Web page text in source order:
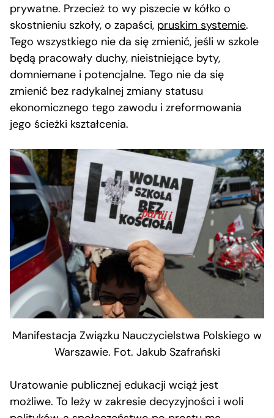
prywatne. Przecież to wy piszecie w kółko o
skostnieniu szkoły, o zapaści, pruskim systemie.
Tego wszystkiego nie da się zmienić, jeśli w szkole
będą pracowały duchy, nieistniejące byty,
domniemane i potencjalne. Tego nie da się
zmienić bez radykalnej zmiany statusu
ekonomicznego tego zawodu i zreformowania
jego ścieżki kształcenia.
Manifestacja Związku Nauczycielstwa Polskiego w
Warszawie. Fot. Jakub Szafrański
Uratowanie publicznej edukacji wciąż jest
możliwe. To leży w zakresie decyzyjności i woli